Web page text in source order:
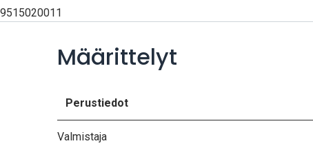
9515020011
Määrittelyt
Perustiedot
Valmistaja